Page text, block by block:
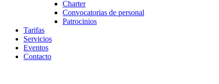
Charter
Convocatorias de personal
Patrocinios
Tarifas
Servicios
Eventos
Contacto